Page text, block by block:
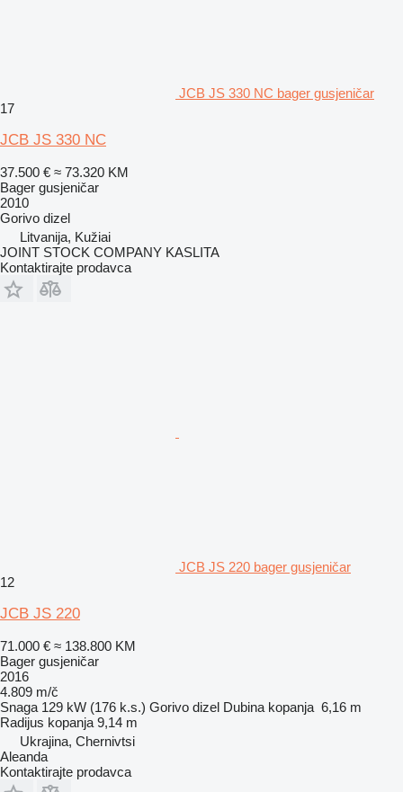
JCB JS 330 NC bager gusjeničar
17
JCB JS 330 NC
37.500 € ≈ 73.320 KM
Bager gusjeničar
2010
Gorivo dizel
Litvanija, Kužiai
JOINT STOCK COMPANY KASLITA
Kontaktirajte prodavca
JCB JS 220 bager gusjeničar
12
JCB JS 220
71.000 € ≈ 138.800 KM
Bager gusjeničar
2016
4.809 m/č
Snaga 129 kW (176 k.s.) Gorivo dizel Dubina kopanja 6,16 m
Radijus kopanja 9,14 m
Ukrajina, Chernivtsi
Aleanda
Kontaktirajte prodavca